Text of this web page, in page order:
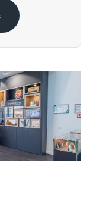
- 12:30